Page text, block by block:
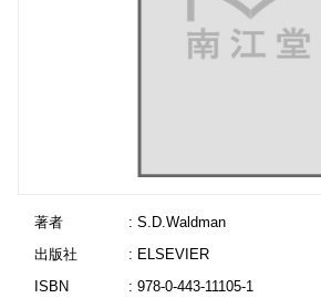
著者
: S.D.Waldman
出版社
: ELSEVIER
ISBN
: 978-0-443-11105-1